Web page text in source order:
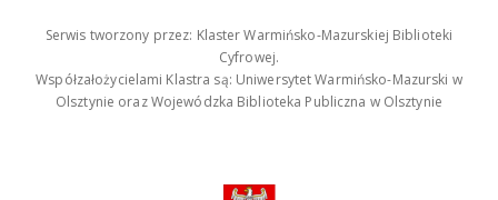
Serwis tworzony przez: Klaster Warmińsko-Mazurskiej Biblioteki
Cyfrowej.
Współzałożycielami Klastra są: Uniwersytet Warmińsko-Mazurski w
Olsztynie oraz Wojewódzka Biblioteka Publiczna w Olsztynie